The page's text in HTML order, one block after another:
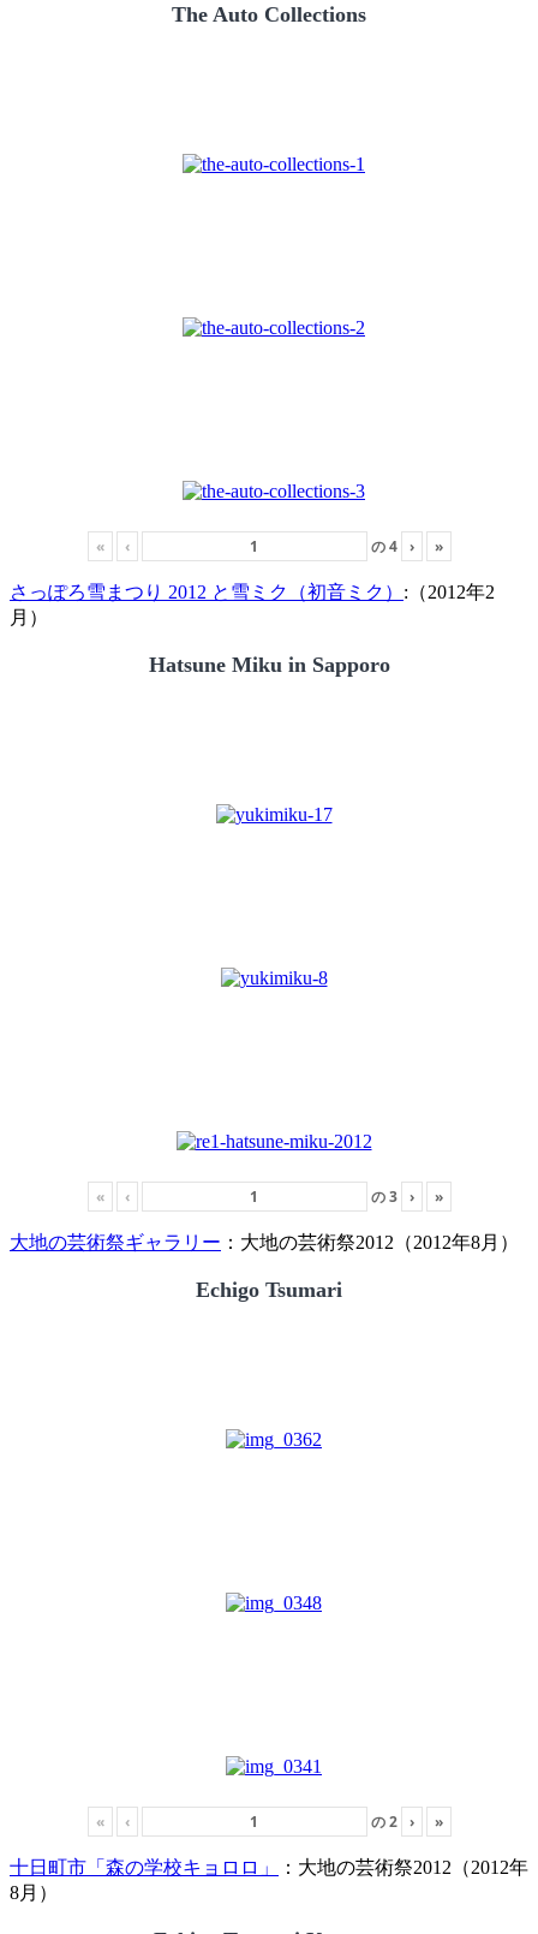
The Auto Collections
« ‹ の4 › »
さっぽろ雪まつり 2012 と雪ミク（初音ミク） :（2012年2
月）
Hatsune Miku in Sapporo
« ‹ の3 › »
大地の芸術祭ギャラリー ：大地の芸術祭2012（2012年8月）
Echigo Tsumari
« ‹ の2 › »
十日町市「森の学校キョロロ」
：大地の芸術祭2012（2012年
8月）